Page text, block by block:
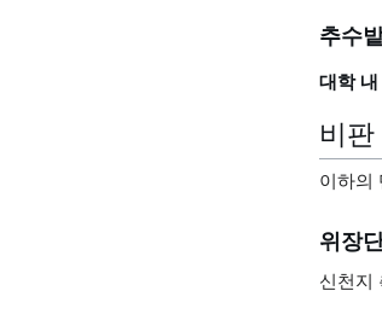
추수
대학
비판
이하의
위장
신천지